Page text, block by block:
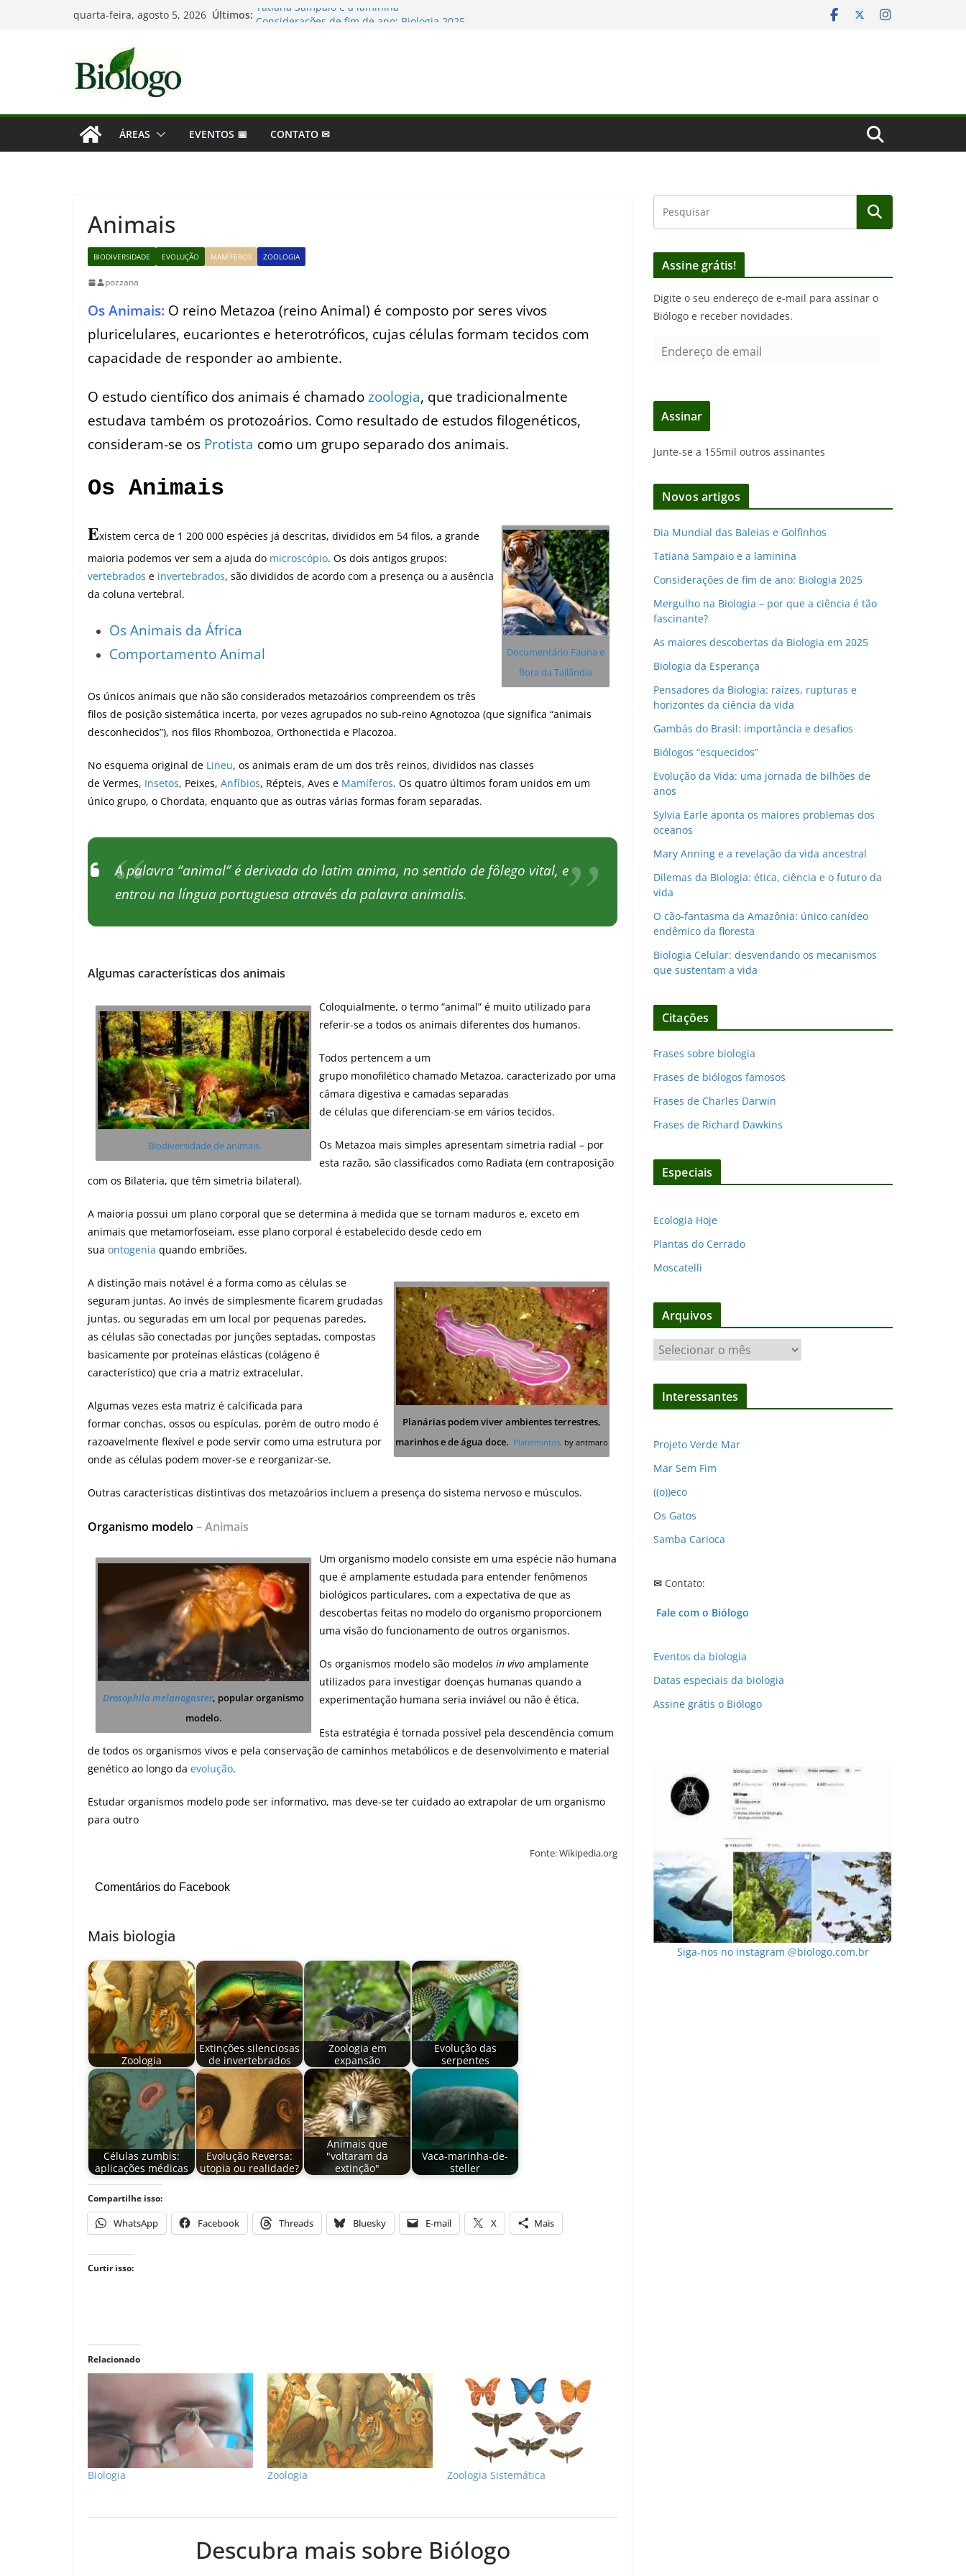
quarta-feira, agosto 5, 2026 Últimos: Tatiana Sampaio e a laminina
ÁREAS EVENTOS 📅 CONTATO ✉
Animais
BIODIVERSIDADE EVOLUÇÃO MAMÍFEROS ZOOLOGIA
pozzana
Os Animais: O reino Metazoa (reino Animal) é composto por seres vivos
pluricelulares, eucariontes e heterotróficos, cujas células formam tecidos com
capacidade de responder ao ambiente.
O estudo científico dos animais é chamado zoologia, que tradicionalmente
estudava também os protozoários. Como resultado de estudos filogenéticos,
consideram-se os Protista como um grupo separado dos animais.
Os Animais
Documentário Fauna e
flora da Tailândia
Existem cerca de 1 200 000 espécies já descritas, divididos em 54 filos, a grande
maioria podemos ver sem a ajuda do microscópio. Os dois antigos grupos:
vertebrados e invertebrados, são divididos de acordo com a presença ou a ausência
da coluna vertebral.
Os Animais da África
Comportamento Animal
Os únicos animais que não são considerados metazoários compreendem os três
filos de posição sistemática incerta, por vezes agrupados no sub-reino Agnotozoa (que significa “animais
desconhecidos”), nos filos Rhombozoa, Orthonectida e Placozoa.
No esquema original de Lineu, os animais eram de um dos três reinos, divididos nas classes
de Vermes, Insetos, Peixes, Anfíbios, Répteis, Aves e Mamíferos. Os quatro últimos foram unidos em um
único grupo, o Chordata, enquanto que as outras várias formas foram separadas.
A palavra “animal” é derivada do latim anima, no sentido de fôlego vital, e
entrou na língua portuguesa através da palavra animalis.
Algumas características dos animais
Biodiversidade de animais
Coloquialmente, o termo “animal” é muito utilizado para
referir-se a todos os animais diferentes dos humanos.
Todos pertencem a um
grupo monofilético chamado Metazoa, caracterizado por uma
câmara digestiva e camadas separadas
de células que diferenciam-se em vários tecidos.
Os Metazoa mais simples apresentam simetria radial – por
esta razão, são classificados como Radiata (em contraposição
com os Bilateria, que têm simetria bilateral).
A maioria possui um plano corporal que se determina à medida que se tornam maduros e, exceto em
animais que metamorfoseiam, esse plano corporal é estabelecido desde cedo em
sua ontogenia quando embriões.
Planárias podem viver ambientes terrestres,
marinhos e de água doce. Platelmintos. by antmaro
A distinção mais notável é a forma como as células se
seguram juntas. Ao invés de simplesmente ficarem grudadas
juntas, ou seguradas em um local por pequenas paredes,
as células são conectadas por junções septadas, compostas
basicamente por proteínas elásticas (colágeno é
característico) que cria a matriz extracelular.
Algumas vezes esta matriz é calcificada para
formar conchas, ossos ou espículas, porém de outro modo é
razoavelmente flexível e pode servir como uma estrutura por
onde as células podem mover-se e reorganizar-se.
Outras características distintivas dos metazoários incluem a presença do sistema nervoso e músculos.
Organismo modelo – Animais
Drosophila melanogaster, popular organismo
modelo.
Um organismo modelo consiste em uma espécie não humana
que é amplamente estudada para entender fenômenos
biológicos particulares, com a expectativa de que as
descobertas feitas no modelo do organismo proporcionem
uma visão do funcionamento de outros organismos.
Os organismos modelo são modelos in vivo amplamente
utilizados para investigar doenças humanas quando a
experimentação humana seria inviável ou não é ética.
Esta estratégia é tornada possível pela descendência comum
de todos os organismos vivos e pela conservação de caminhos metabólicos e de desenvolvimento e material
genético ao longo da evolução.
Estudar organismos modelo pode ser informativo, mas deve-se ter cuidado ao extrapolar de um organismo
para outro
Fonte: Wikipedia.org
Comentários do Facebook
Mais biologia
Zoologia
Extinções silenciosas
de invertebrados
Zoologia em
expansão
Evolução das
serpentes
Células zumbis:
aplicações médicas
Evolução Reversa:
utopia ou realidade?
Animais que
"voltaram da
extinção"
Vaca-marinha-de-
steller
Compartilhe isso:
WhatsApp Facebook Threads Bluesky E-mail X Mais
Curtir isso:
Relacionado
Biologia Zoologia Zoologia Sistemática
Descubra mais sobre Biólogo
Assine grátis!
Digite o seu endereço de e-mail para assinar o
Biólogo e receber novidades.
e
e
ç
d
e
a
i
Assinar
Junte-se a 155mil outros assinantes
Novos artigos
Dia Mundial das Baleias e Golfinhos
Tatiana Sampaio e a laminina
Considerações de fim de ano: Biologia 2025
Mergulho na Biologia – por que a ciência é tão
fascinante?
As maiores descobertas da Biologia em 2025
Biologia da Esperança
Pensadores da Biologia: raízes, rupturas e
horizontes da ciência da vida
Gambás do Brasil: importância e desafios
Biólogos “esquecidos”
Evolução da Vida: uma jornada de bilhões de
anos
Sylvia Earle aponta os maiores problemas dos
oceanos
Mary Anning e a revelação da vida ancestral
Dilemas da Biologia: ética, ciência e o futuro da
vida
O cão-fantasma da Amazônia: único canídeo
endêmico da floresta
Biologia Celular: desvendando os mecanismos
que sustentam a vida
Citações
Frases sobre biologia
Frases de biólogos famosos
Frases de Charles Darwin
Frases de Richard Dawkins
Especiais
Ecologia Hoje
Plantas do Cerrado
Moscatelli
Arquivos
r
q
s
Interessantes
Projeto Verde Mar
Mar Sem Fim
((o))eco
Os Gatos
Samba Carioca
✉ Contato:
Fale com o Biólogo
Eventos da biologia
Datas especiais da biologia
Assine grátis o Biólogo
Siga-nos no instagram @biologo.com.br